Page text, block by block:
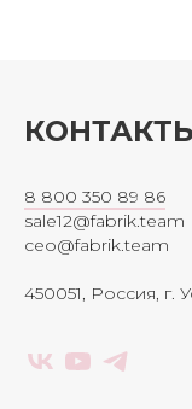
8 800 350 89 86
sale12@fabrik.team
ceo@fabrik.team
450051, Россия, г.